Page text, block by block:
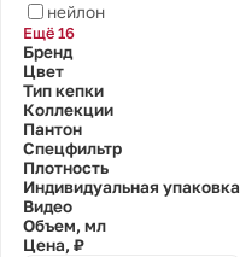
нейлон
Ещё 16
Бренд
Цвет
Тип кепки
Коллекции
Пантон
Спецфильтр
Плотность
Индивидуальная упаковка
Видео
Объем, мл
Цена, ₽